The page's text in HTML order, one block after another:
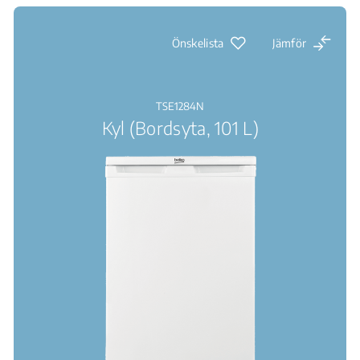
Önskelista Jämför
TSE1284N
Kyl (Bordsyta, 101 L)